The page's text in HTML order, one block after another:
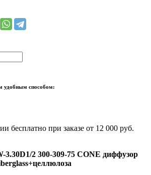
удобным способом:
бесплатно при заказе от 12 000 руб.
3.30D1/2 300-309-75 CONE диффузор